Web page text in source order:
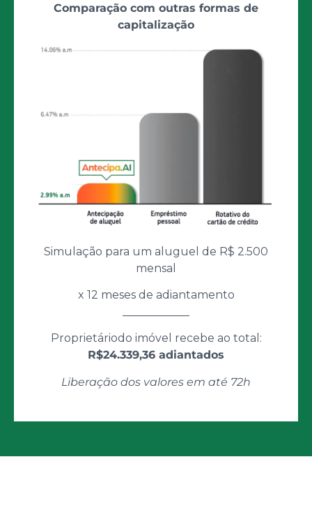
Comparação com outras formas de
capitalização
Simulação para um aluguel de R$ 2.500
mensal
x 12 meses de adiantamento
Proprietáriodo imóvel recebe ao total:
R$24.339,36 adiantados
Liberação dos valores em até 72h